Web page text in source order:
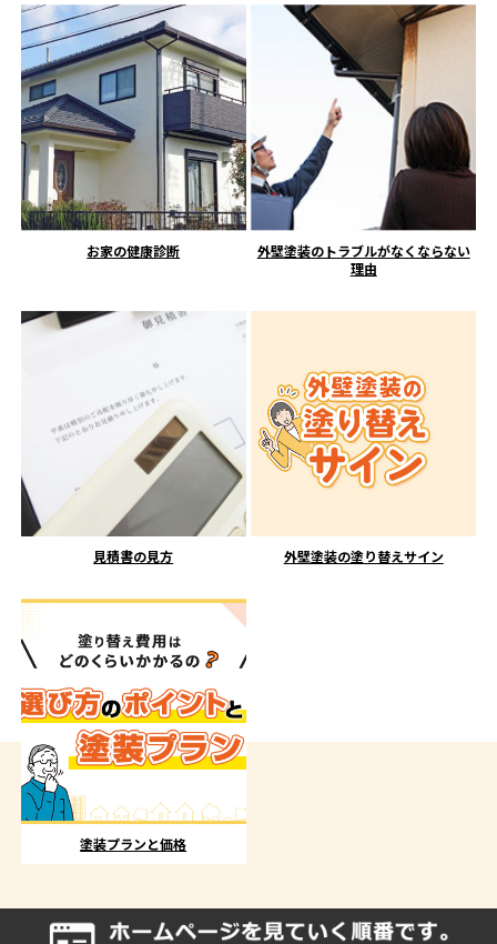
お家の健康診断
外壁塗装のトラブルがなくならない
理由
見積書の見方 外壁塗装の塗り替えサイン
塗装プランと価格